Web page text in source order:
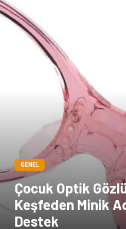
GENEL
Çocuk Optik
Keşfeden Minik
Destek